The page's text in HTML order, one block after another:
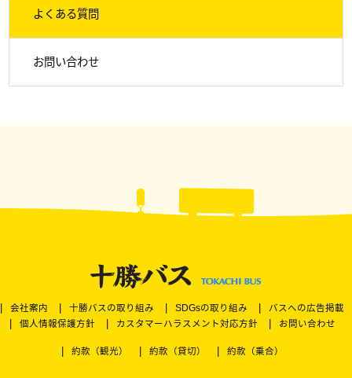
よくある質問
お問い合わせ
会社案内 十勝バスの取り組み SDGsの取り組み
バスへの広告掲載
個人情報保護方針
カスタマーハラスメント対応方針 お問い合わせ
約款（観光） 約款（貸切） 約款（乗合）